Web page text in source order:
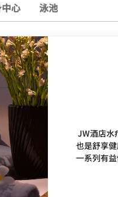
心 泳池
JW酒店水
也是舒享
一系列有